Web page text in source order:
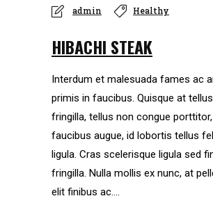
admin Healthy
HIBACHI STEAK
Interdum et malesuada fames ac
primis in faucibus. Quisque at
fringilla, tellus non congue
faucibus augue, id lobortis tellus
ligula. Cras scelerisque ligula sed
fringilla. Nulla mollis ex nunc, at
elit finibus ac....